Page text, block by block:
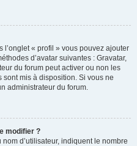
l’onglet « profil » vous pouvez ajouter
d’avatar suivantes : Gravatar,
du forum peut activer ou non les
mis à disposition. Si vous ne
administrateur du forum.
modifier ?
d’utilisateur, indiquent le nombre